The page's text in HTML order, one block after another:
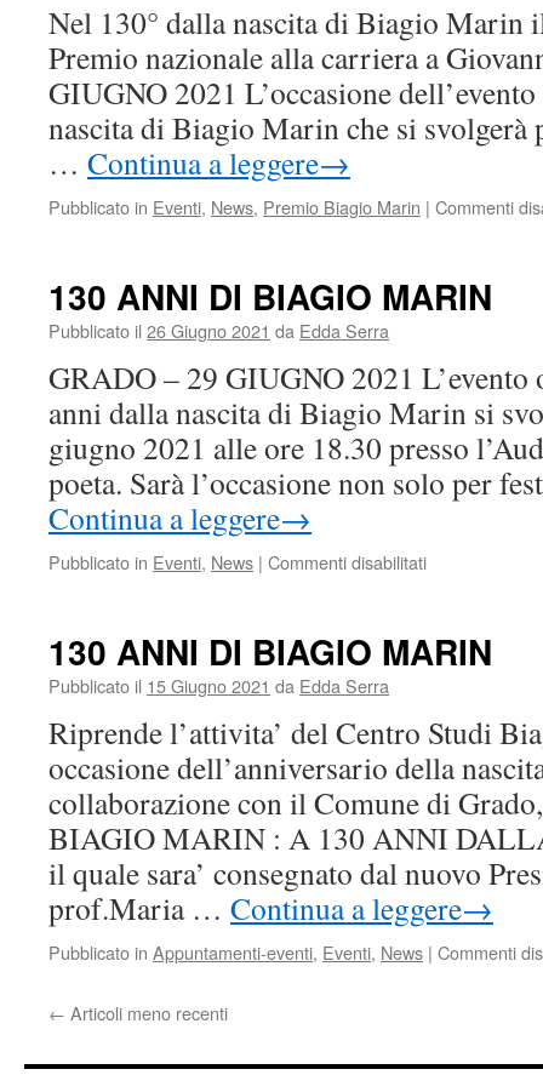
Nel 130° dalla nascita di Biagio Marin
Premio nazionale alla carriera a
GIUGNO 2021 L’occasione
nascita di Biagio Marin che si svolgerà
… Continua a leggere→
Pubblicato in Eventi, News, Premio Biagio Marin | Commenti
130 ANNI DI BIAGIO MARIN
Pubblicato il 26 Giugno 2021 da Edda Serra
GRADO – 29 GIUGNO 2021 L’evento
anni dalla nascita di Biagio Marin si
giugno 2021 alle ore 18.30 presso
poeta. Sarà l’occasione non solo per
Continua a leggere→
Pubblicato in Eventi, News | Commenti disabilitatisu
BIAGIO
130 ANNI DI BIAGIO MARIN
Pubblicato il 15 Giugno 2021 da Edda Serra
Riprende l’attivita’ del Centro Studi
occasione dell’anniversario della
collaborazione con il Comune di
BIAGIO MARIN : A 130 ANNI
il quale sara’ consegnato dal nuovo
prof.Maria … Continua a leggere→
Pubblicato in Appuntamenti-eventi, Eventi, News | Commenti
← Articoli meno recenti